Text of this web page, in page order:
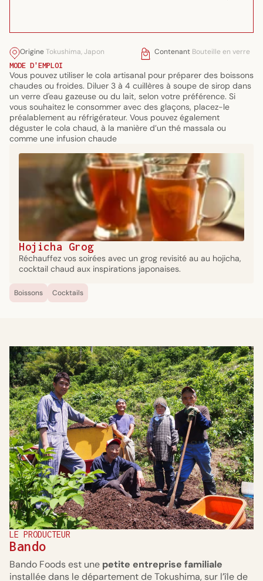
Origine Tokushima, Japon Contenant Bouteille en verre
MODE D'EMPLOI
Vous pouvez utiliser le cola artisanal pour préparer des boissons
chaudes ou froides. Diluer 3 à 4 cuillères à soupe de sirop dans
un verre d'eau gazeuse ou du lait, selon votre préférence. Si
vous souhaitez le consommer avec des glaçons, placez-le
préalablement au réfrigérateur. Vous pouvez également
déguster le cola chaud, à la manière d’un thé massala ou
comme une infusion chaude
Hojicha Grog
Réchauffez vos soirées avec un grog revisité au au hojicha,
cocktail chaud aux inspirations japonaises.
Boissons Cocktails
LE PRODUCTEUR
Bando
Bando Foods est une petite entreprise familiale
installée dans le département de Tokushima, sur l’île de